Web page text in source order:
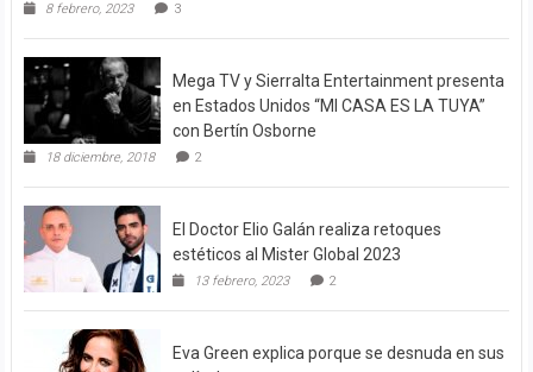
8 febrero, 2023 3
Mega TV y Sierralta Entertainment presenta
en Estados Unidos “MI CASA ES LA TUYA”
con Bertín Osborne
18 diciembre, 2018 2
El Doctor Elio Galán realiza retoques
estéticos al Mister Global 2023
13 febrero, 2023 2
Eva Green explica porque se desnuda en sus